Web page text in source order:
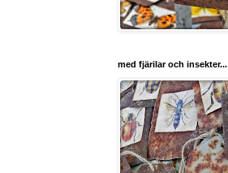
med fjärilar och insekter...